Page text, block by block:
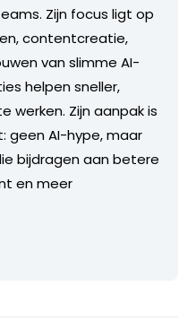
Zijn focus ligt op
contentcreatie,
van slimme AI-
helpen sneller,
werken. Zijn aanpak is
geen AI-hype, maar
bijdragen aan betere
en meer